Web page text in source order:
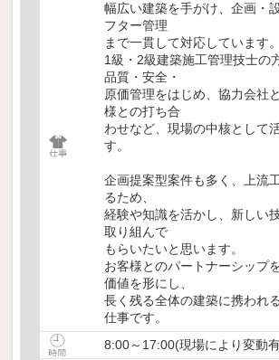
幅広い建築を手がけ、企画・
フター管理
まで一貫して対応しています。
1級・2級建築施工管理技士の
品質・安全・
原価管理をはじめ、協力会社
様との打ち合
わせなど、現場の中核として
す。
企画提案型案件も多く、上流
るため、
経験や知識を活かし、新しい
取り組んで
もらいたいと思います。
お客様とのパートナーシップ
価値を形にし、
長く残る全体の建築に携われ
仕事です。
8:00～17:00(現場により変動